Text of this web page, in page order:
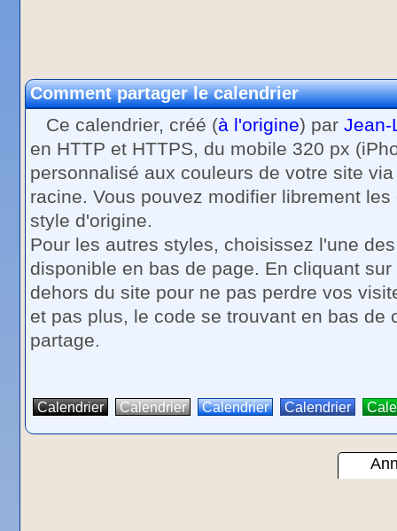
Comment partager le calendrier
Ce calendrier, créé (à l'origine) par Jean-
en HTTP et HTTPS, du mobile 320 px
personnalisé aux couleurs de votre site
racine. Vous pouvez modifier librement
style d'origine.
Pour les autres styles, choisissez l'une
disponible en bas de page. En cliquant
dehors du site pour ne pas perdre vos
et pas plus, le code se trouvant en bas
partage.
Calendrier Calendrier Calendrier Calendrier